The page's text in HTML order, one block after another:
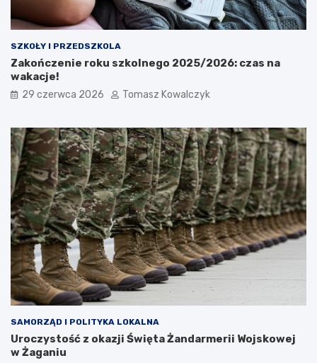
SZKOŁY I PRZEDSZKOLA
Zakończenie roku szkolnego 2025/2026: czas na
wakacje!
29 czerwca 2026 Tomasz Kowalczyk
SAMORZĄD I POLITYKA LOKALNA
Uroczystość z okazji Święta Żandarmerii Wojskowej
w Żaganiu